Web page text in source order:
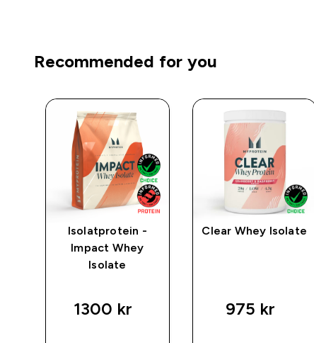
Recommended for you
Isolatprotein -
Impact Whey
Isolate
1300 kr‎
Clear Whey Isolate
975 kr‎